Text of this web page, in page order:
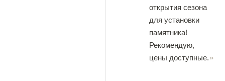
открытия сезона
для установки
памятника!
Рекомендую,
цены доступные.